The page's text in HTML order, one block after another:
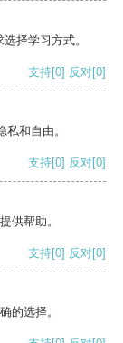
择学习方式。
支持[0] 反对[0]
和自由。
支持[0] 反对[0]
供帮助。
支持[0] 反对[0]
的选择。